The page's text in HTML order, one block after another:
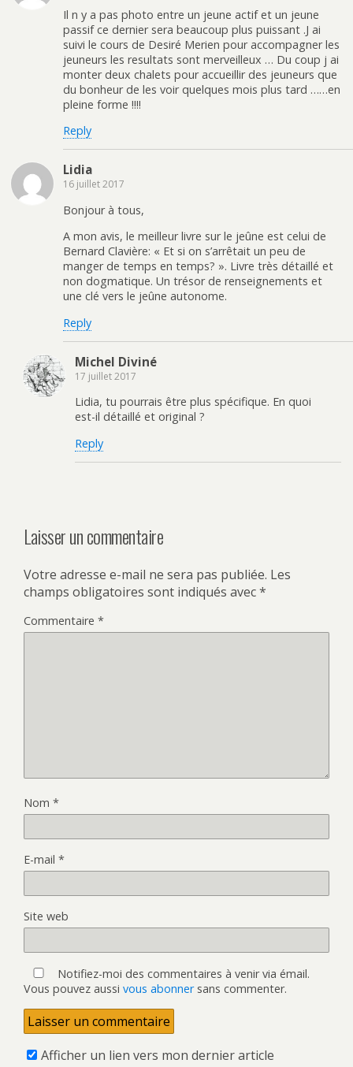
Il n y a pas photo entre un jeune actif et un jeune
passif ce dernier sera beaucoup plus puissant .J ai
suivi le cours de Desiré Merien pour accompagner les
jeuneurs les resultats sont merveilleux … Du coup j ai
monter deux chalets pour accueillir des jeuneurs que
du bonheur de les voir quelques mois plus tard ……en
pleine forme !!!!
Reply
Lidia
16 juillet 2017
Bonjour à tous,
A mon avis, le meilleur livre sur le jeûne est celui de
Bernard Clavière: « Et si on s’arrêtait un peu de
manger de temps en temps? ». Livre très détaillé et
non dogmatique. Un trésor de renseignements et
une clé vers le jeûne autonome.
Reply
Michel Diviné
17 juillet 2017
Lidia, tu pourrais être plus spécifique. En quoi
est-il détaillé et original ?
Reply
Laisser un commentaire
Votre adresse e-mail ne sera pas publiée. Les
champs obligatoires sont indiqués avec*
Commentaire *
Nom *
E-mail *
Site web
Notifiez-moi des commentaires à venir via émail.
Vous pouvez aussi vous abonnersans commenter.
Afficher un lien vers mon dernier article